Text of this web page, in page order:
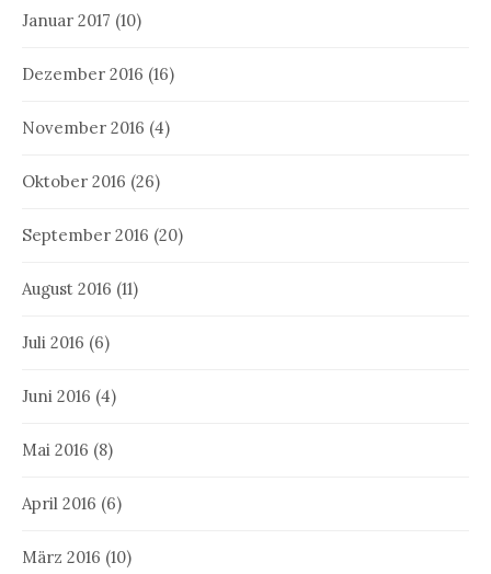
Januar 2017 (10)
Dezember 2016 (16)
November 2016 (4)
Oktober 2016 (26)
September 2016 (20)
August 2016 (11)
Juli 2016 (6)
Juni 2016 (4)
Mai 2016 (8)
April 2016 (6)
März 2016 (10)